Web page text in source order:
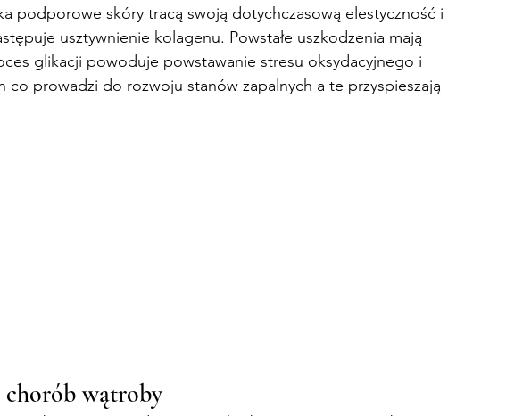
podporowe skóry tracą swoją dotychczasową elestyczność i
usztywnienie kolagenu. Powstałe uszkodzenia mają
glikacji powoduje powstawanie stresu oksydacyjnego i
prowadzi do rozwoju stanów zapalnych a te przyspieszają
chorób wątroby